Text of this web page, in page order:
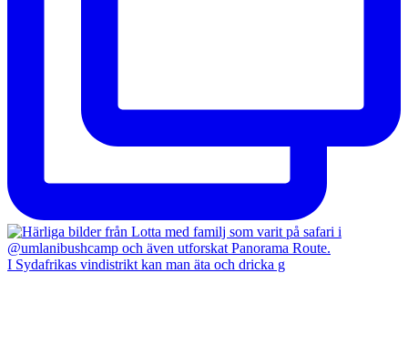
I Sydafrikas vindistrikt kan man äta och dricka g